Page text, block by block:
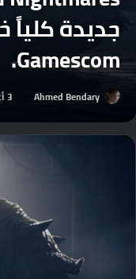
جديدة كلياً
Gamescom.
Ahmed Bendary 3 أغسطس، 2024